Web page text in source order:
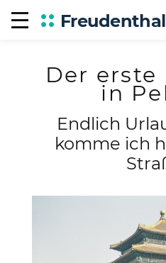
Freudenthal
Der erste
in
Endlich
komme ich